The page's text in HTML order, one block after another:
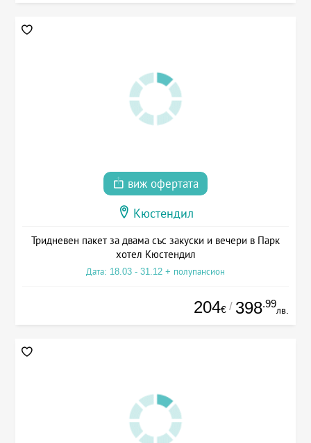
виж офертата
Кюстендил
Тридневен пакет за двама със закуски и вечери в Парк
хотел Кюстендил
Дата: 18.03 - 31.12 + полупансион
204€ / 398.99
лв.